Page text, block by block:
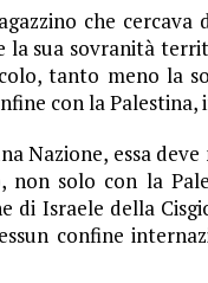
che cercava
la sua sovranità
tanto meno la
con la Palestina,
Nazione, essa
solo con la
di Israele della
confine